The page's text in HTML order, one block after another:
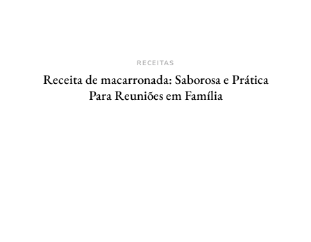
RECEITAS
Receita de macarronada: Saborosa e Prática
Para Reuniões em Família